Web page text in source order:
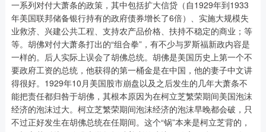
一系列对付大萧条的政策，其中包括扩大信贷（自1929年到1933
年美国联邦储备银行持有的政府债券增长了6倍）、实施大规模失
业救济、兴建公共工程、支持农产品价格、扶持不稳定的商业；等
等。胡佛对付大萧条打出的“组合拳”，有不少与罗斯福新政内容是
一样的。后人实际上误会了胡佛总统。胡佛是美国历史上第一个不
要政府工资的总统，他获得的第一桶金是在中国，他的妻子中文讲
得很好。1929年10月美国股市崩盘以及之后发生的几年大萧条不
能把责任都归咎于胡佛，其根本原因为在柯立芝繁荣期间美国泡沫
经济的泡沫过大。柯立芝繁荣期间泡沫经济的泡沫早晚都会破，只
不过正好发生在胡佛总统在任期间。这个“锅”本来是柯立芝背的，